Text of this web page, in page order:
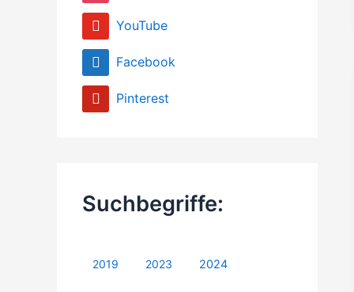
YouTube
Facebook
Pinterest
Suchbegriffe:
2019 2023 2024